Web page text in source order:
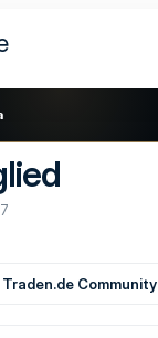
Traden.de Community